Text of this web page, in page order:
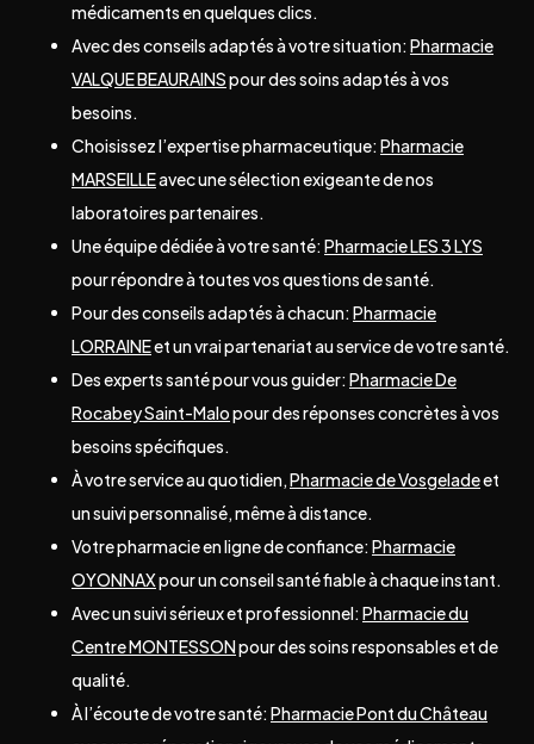
médicaments en quelques clics.
Avec des conseils adaptés à votre situation: Pharmacie
VALQUE BEAURAINSpour des soins adaptés à vos
besoins.
Choisissez l’expertise pharmaceutique: Pharmacie
MARSEILLEavec une sélection exigeante de nos
laboratoires partenaires.
Une équipe dédiée à votre santé: Pharmacie LES 3 LYS
pour répondre à toutes vos questions de santé.
Pour des conseils adaptés à chacun: Pharmacie
LORRAINEet un vrai partenariat au service de votre santé.
Des experts santé pour vous guider: Pharmacie De
Rocabey Saint-Malopour des réponses concrètes à vos
besoins spécifiques.
À votre service au quotidien,Pharmacie de Vosgeladeet
un suivi personnalisé, même à distance.
Votre pharmacie en ligne de confiance: Pharmacie
OYONNAXpour un conseil santé fiable à chaque instant.
Avec un suivi sérieux et professionnel: Pharmacie du
Centre MONTESSONpour des soins responsables et de
qualité.
À l’écoute de votre santé: Pharmacie Pont du Château